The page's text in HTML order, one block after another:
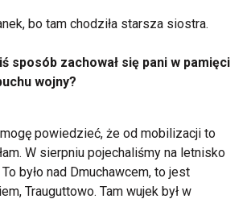
bo tam chodziła starsza siostra.
sposób zachował się pani w pamięci
wojny?
powiedzieć, że od mobilizacji to
W sierpniu pojechaliśmy na letnisko
było nad Dmuchawcem, to jest
Trauguttowo. Tam wujek był w